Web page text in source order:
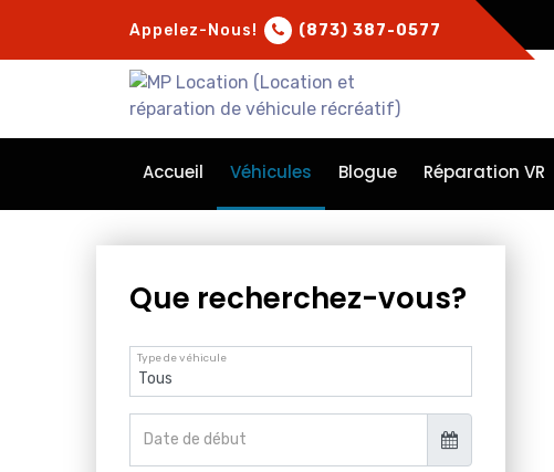
Appelez-Nous! (873) 387-0577
Accueil Véhicules Blogue Réparation VR
Que recherchez-vous?
Type de véhicule
Date de début